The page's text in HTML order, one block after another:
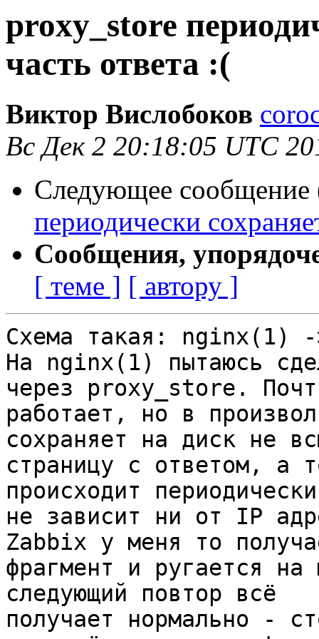
proxy_store
часть ответа :(
Виктор Вислобоков
Вс Дек 2 20:18:05 UTC
Следующее сообщение
периодически
Сообщения,
[ теме ] [ автору ]
Схема такая:
На nginx(1) пытаюсь
через proxy_store.
работает, но в
сохраняет на диск не
страницу с ответом, а
происходит
не зависит ни от IP
Zabbix у меня то
фрагмент и ругается
следующий повтор всё
получает нормально -